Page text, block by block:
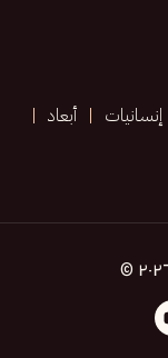
إنسانيات
أبعاد